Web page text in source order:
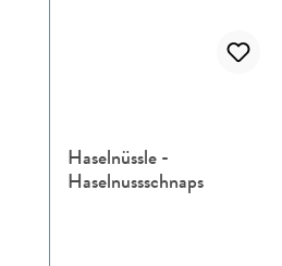
Haselnüssle -
Haselnussschnaps